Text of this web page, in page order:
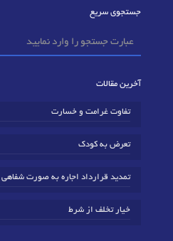
جستجوی سریع
آخرین مقالات
تفاوت غرامت و خسارت
تعرض به کودک
تمدید قرارداد اجاره به صورت شفاهی
خیار تخلف از شرط